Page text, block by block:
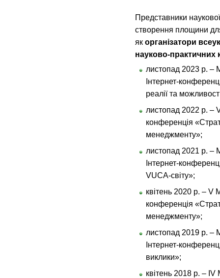
Представники
створення площини
як організатори
науково-практичних
листопад 2023 р. –
Інтернет-
реалії та
листопад 2022 р. –
конференція
менеджменту»;
листопад 2021 р. –
Інтернет-
VUCA-світу»;
квітень 2020 р. – V
конференція
менеджменту»;
листопад 2019 р. –
Інтернет-
виклики»;
квітень 2018 р. –